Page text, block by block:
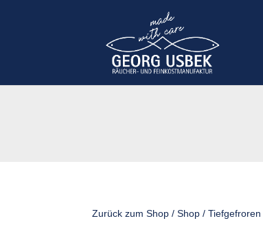
Zurück zum Shop /Shop /Tiefgefroren